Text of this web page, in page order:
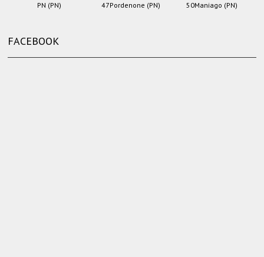
PN (PN)
47Pordenone (PN)
50Maniago (PN)
FACEBOOK